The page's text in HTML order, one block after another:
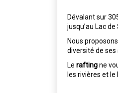
Dévalant sur
jusqu’au Lac
Nous
diversité de
Le raftingne
les rivières et